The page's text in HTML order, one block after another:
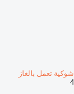
شوكية تعمل بالغاز
4